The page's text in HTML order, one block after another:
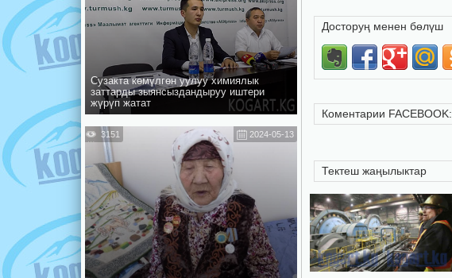
Сузакта көмүлгөн уулуу химиялык
заттарды зыянсыздандыруу иштери
жүрүп жатат
2024-05-13
3151
Досторуң менен бөлүш
Коментарии FACEBOOK:
Тектеш жаңылыктар